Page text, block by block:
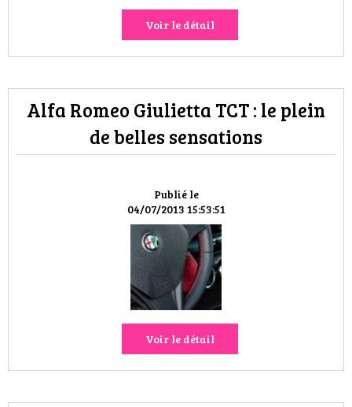
Voir le détail
Publié le
04/07/2013 15:53:51
Alfa Romeo Giulietta TCT : le plein
de belles sensations
Voir le détail